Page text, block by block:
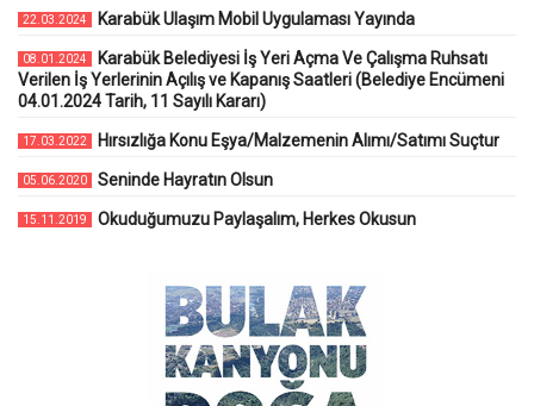
22.03.2024 Karabük Ulaşım Mobil Uygulaması Yayında
08.01.2024
Karabük Belediyesi İş Yeri Açma Ve Çalışma Ruhsatı
Verilen İş Yerlerinin Açılış ve Kapanış Saatleri (Belediye Encümeni
04.01.2024 Tarih, 11 Sayılı Kararı)
17.03.2022 Hırsızlığa Konu Eşya/Malzemenin Alımı/Satımı Suçtur
05.06.2020 Seninde Hayratın Olsun
15.11.2019 Okuduğumuzu Paylaşalım, Herkes Okusun